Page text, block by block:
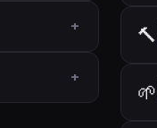
🔨
🌱